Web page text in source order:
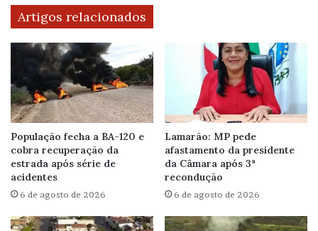
Artigos relacionados
População fecha a BA-120 e
cobra recuperação da
estrada após série de
acidentes
6 de agosto de 2026
Lamarão: MP pede
afastamento da presidente
da Câmara após 3ª
recondução
6 de agosto de 2026